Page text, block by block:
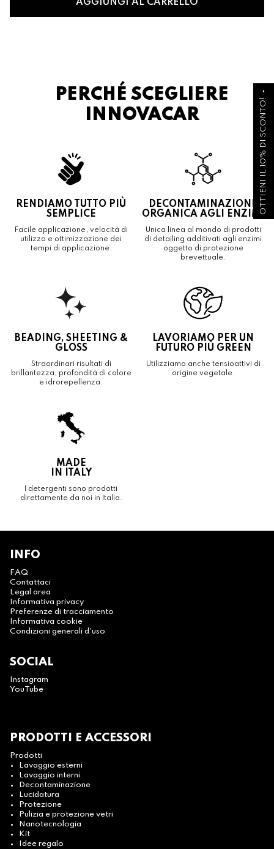
OTTIENI IL 10% DI SCONTO!
arrow_drop_up
AGGIUNGI AL CARRELLO
PERCHÉ SCEGLIERE
INNOVACAR
RENDIAMO TUTTO PIÙ
SEMPLICE
Facile applicazione, velocità di
utilizzo e ottimizzazione dei
tempi di applicazione.
DECONTAMINAZIONE
ORGANICA AGLI ENZIMI
Unica linea al mondo di prodotti
di detailing additivati agli enzimi
oggetto di protezione
brevettuale.
BEADING, SHEETING &
GLOSS
Straordinari risultati di
brillantezza, profondità di colore
e idrorepellenza.
LAVORIAMO PER UN
FUTURO PIÙ GREEN
Utilizziamo anche tensioattivi di
origine vegetale.
MADE
IN ITALY
I detergenti sono prodotti
direttamente da noi in Italia.
INFO
FAQ
Contattaci
Legal area
Informativa privacy
Preferenze di tracciamento
Informativa cookie
Condizioni generali d'uso
SOCIAL
Instagram
YouTube
PRODOTTI E ACCESSORI
Prodotti
Lavaggio esterni
Lavaggio interni
Decontaminazione
Lucidatura
Protezione
Pulizia e protezione vetri
Nanotecnologia
Kit
Idee regalo